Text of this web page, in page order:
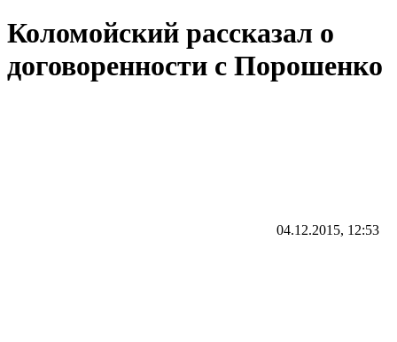
Коломойский рассказал о
договоренности с Порошенко
04.12.2015, 12:53